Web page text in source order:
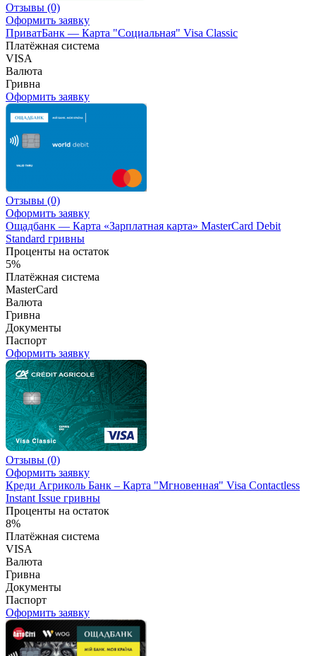
Отзывы (0)
Оформить заявку
ПриватБанк — Карта "Социальная" Visa Classic
Платёжная система
VISA
Валюта
Гривна
Оформить заявку
Отзывы (0)
Оформить заявку
Ощадбанк — Карта «Зарплатная карта» MasterCard Debit
Standard гривны
Проценты на остаток
5%
Платёжная система
MasterCard
Валюта
Гривна
Документы
Паспорт
Оформить заявку
Отзывы (0)
Оформить заявку
Креди Агриколь Банк – Карта "Мгновенная" Visa Contactless
Instant Issue гривны
Проценты на остаток
8%
Платёжная система
VISA
Валюта
Гривна
Документы
Паспорт
Оформить заявку